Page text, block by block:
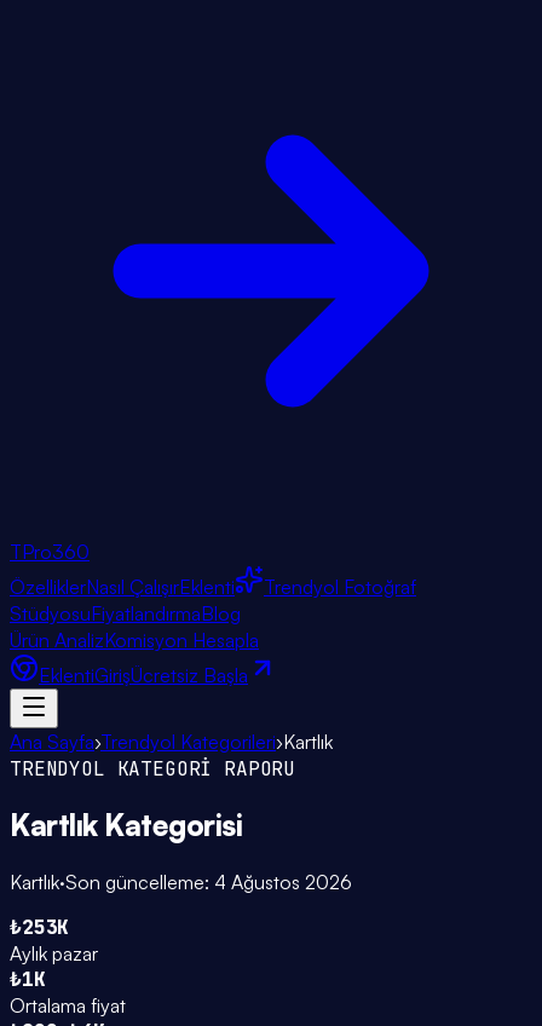
TPro360
ÖzelliklerNasıl ÇalışırEklenti
Trendyol Fotoğraf
StüdyosuFiyatlandırmaBlog
Ürün AnalizKomisyon Hesapla
EklentiGirişÜcretsiz Başla
Ana Sayfa›Trendyol Kategorileri›Kartlık
TRENDYOL KATEGORİ RAPORU
Kartlık Kategorisi
Kartlık·Son güncelleme: 4 Ağustos 2026
₺253K
Aylık pazar
₺1K
Ortalama fiyat